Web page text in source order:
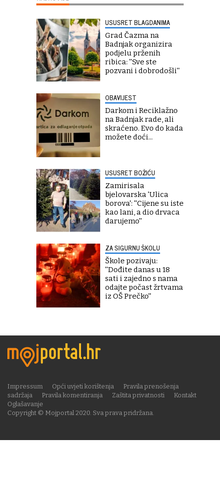
USUSRET BLAGDANIMA
Grad Čazma na
Badnjak organizira
podjelu prženih
ribica: ''Sve ste
pozvani i dobrodošli''
OBAVIJEST
Darkom i Reciklažno
na Badnjak rade, ali
skraćeno. Evo do kada
možete doći...
USUSRET BOŽIĆU
Zamirisala
bjelovarska 'Ulica
borova': ''Cijene su iste
kao lani, a dio drvaca
darujemo''
ZA SIGURNU ŠKOLU
Škole pozivaju:
''Dođite danas u 18
sati i zajedno s nama
odajte počast žrtvama
iz OŠ Prečko''
Copyright © Mojportal 2020. Sva prava pridržana.
Impressum Opći uvjeti korištenja
Pravila prenošenja
sadržaja
Pravila komentiranja Zaštita privatnosti
Kontakt
Oglašavanje